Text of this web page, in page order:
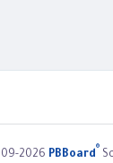
2026 PBBoard®